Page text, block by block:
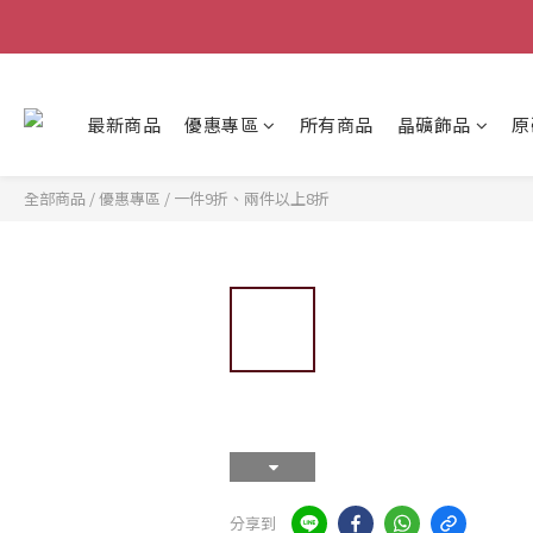
最新商品 優惠專區 所有商品 晶礦飾品
全部商品 /優惠專區 / 一件9折、兩件以上8折
分享到